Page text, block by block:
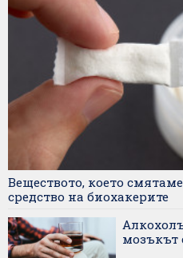
Веществото, което
средство на биохакерите
мозъкът